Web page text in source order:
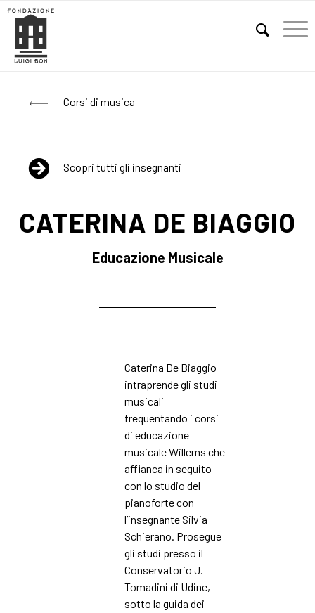
Corsi di musica
Scopri tutti gli insegnanti
CATERINA DE BIAGGIO
Educazione Musicale
Caterina De Biaggio
intraprende gli studi
musicali
frequentando i corsi
di educazione
musicale Willems che
affianca in seguito
con lo studio del
pianoforte con
l’insegnante Silvia
Schierano. Prosegue
gli studi presso il
Conservatorio J.
Tomadini di Udine,
sotto la guida dei